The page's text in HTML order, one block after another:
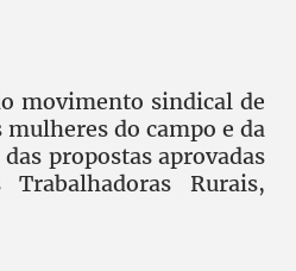
movimento sindical de
do campo e da
propostas aprovadas
Rurais,